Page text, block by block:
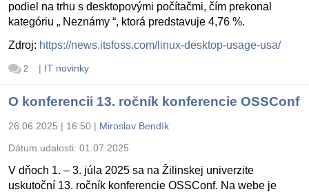
podiel na trhu s desktopovými počítačmi, čím prekonal
kategóriu „ Neznámy “, ktorá predstavuje 4,76 %.
Zdroj: https://news.itsfoss.com/linux-desktop-usage-usa/
2 | IT novinky
O konferencii 13. ročník konferencie OSSConf
26.06.2025 | 16:50 | Miroslav Bendík
Dátum udalosti: 01.07.2025
V dňoch 1. – 3. júla 2025 sa na Žilinskej univerzite
uskutoční 13. ročník konferencie OSSConf. Na webe je